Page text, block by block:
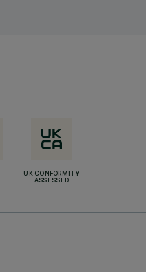
UK CONFORMITY
ASSESSED